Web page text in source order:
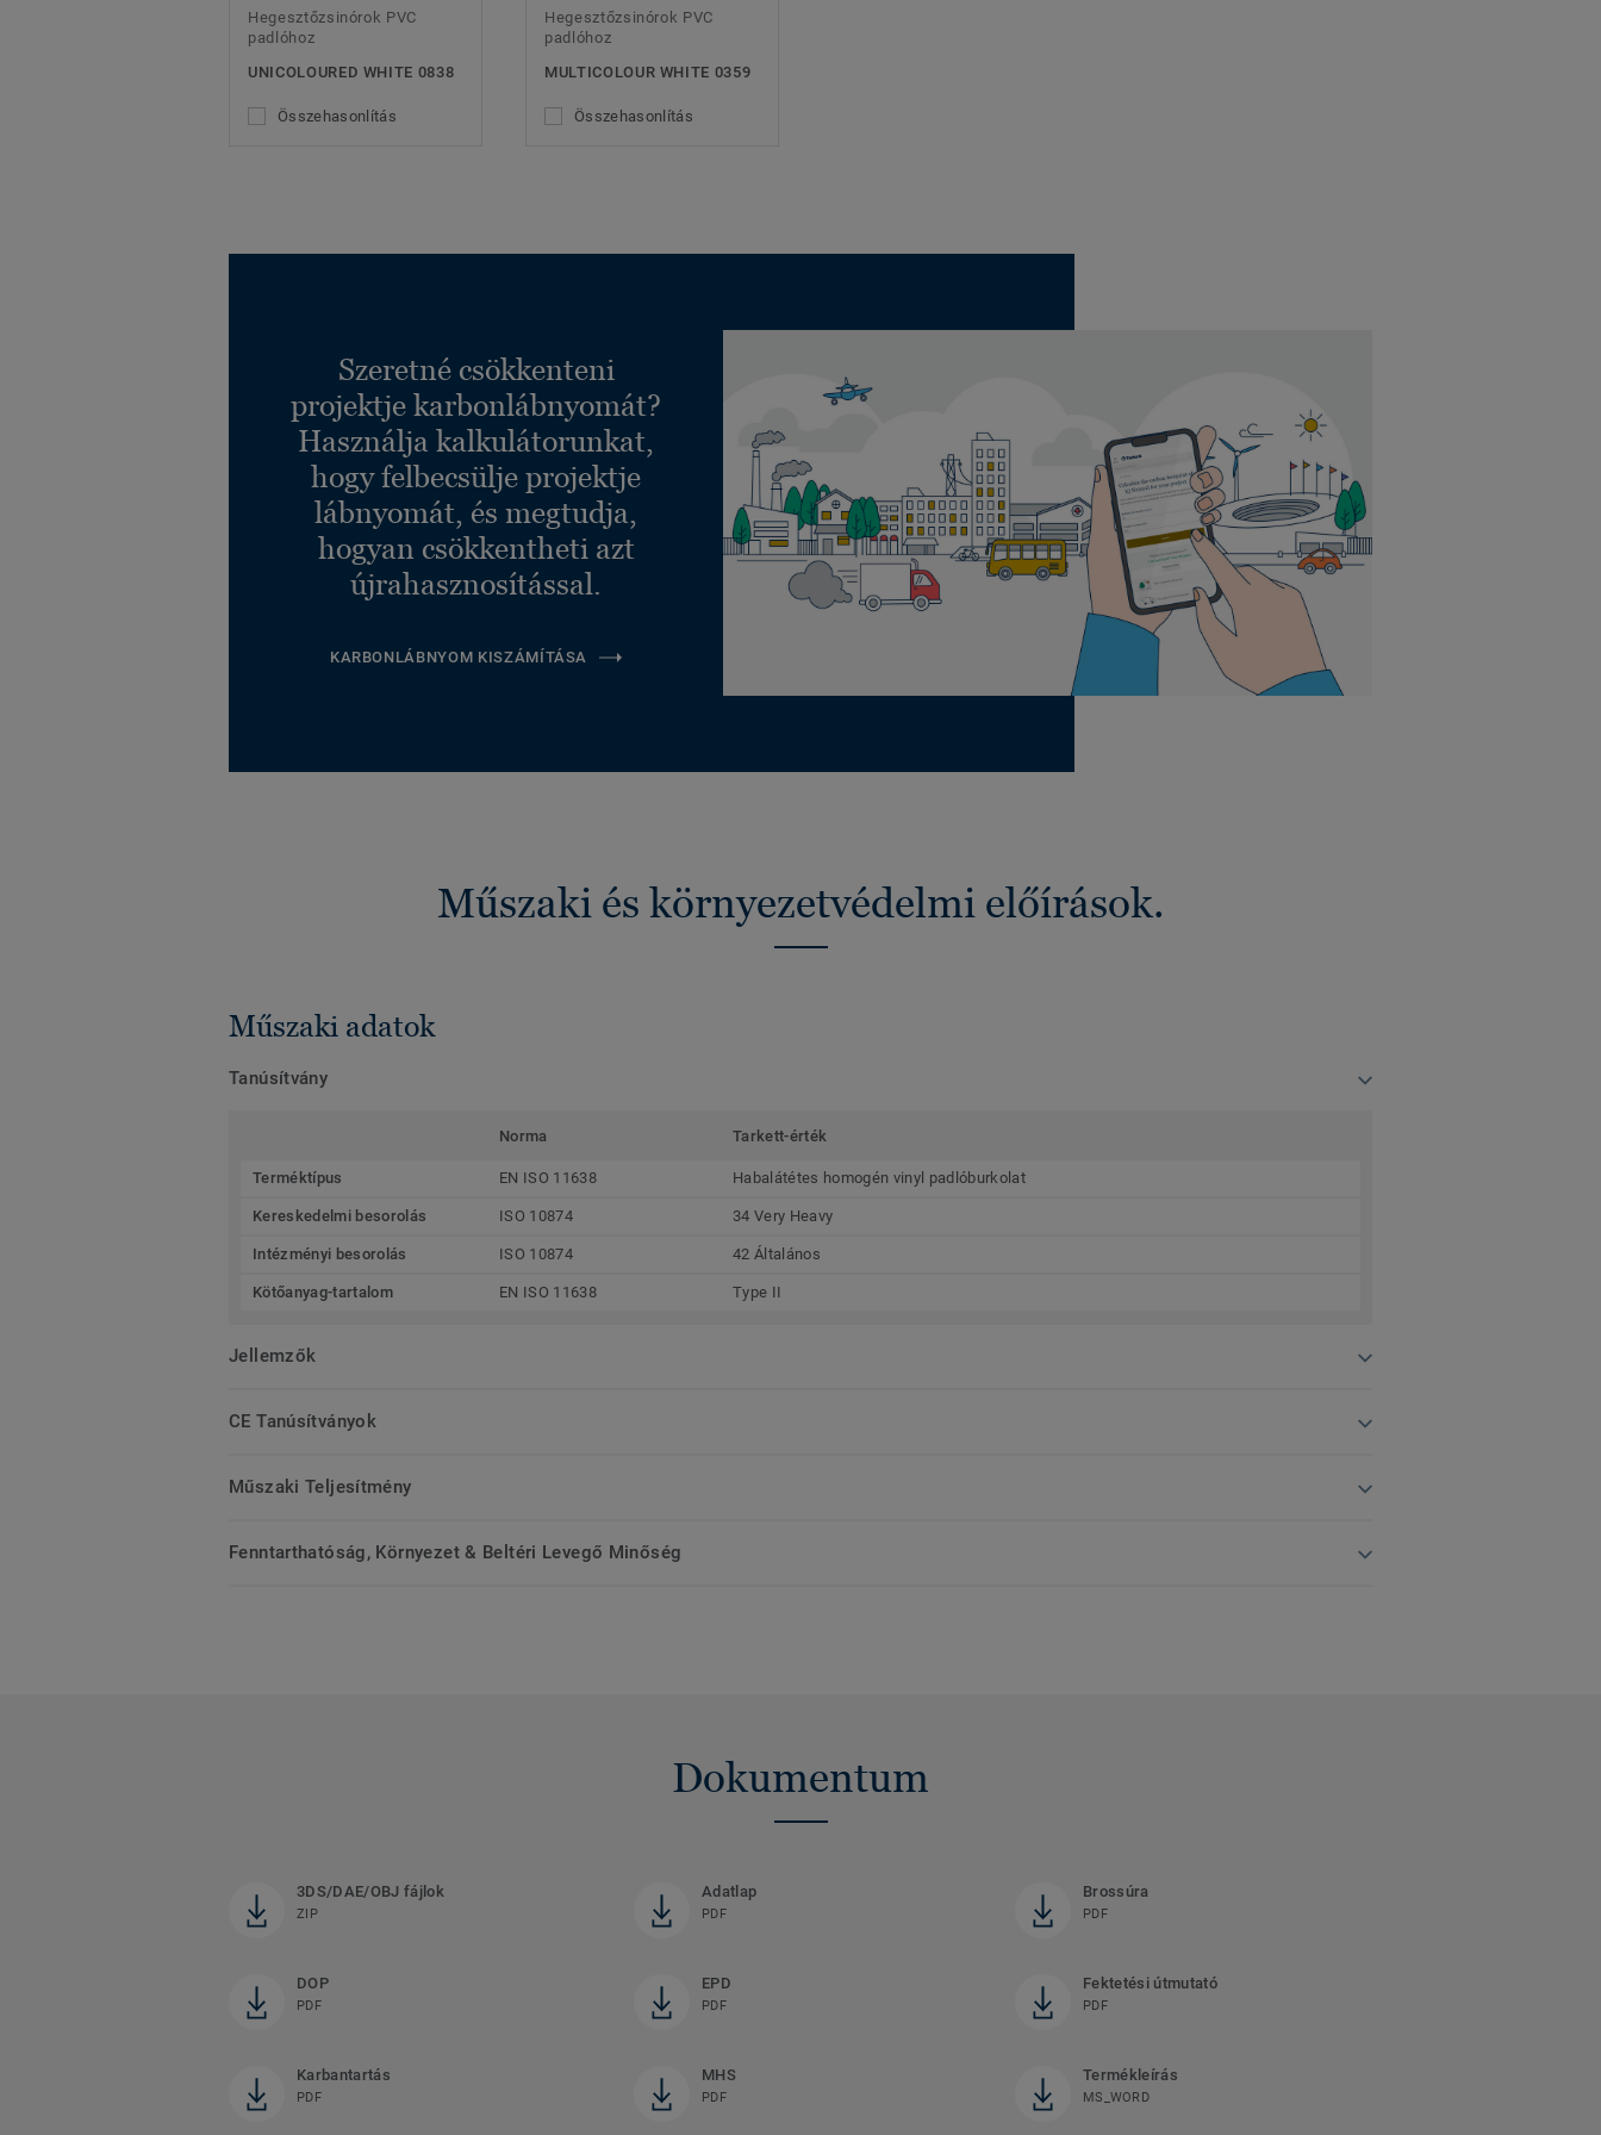
Hegesztőzsinórok PVC
padlóhoz
UNICOLOURED WHITE 0838
Összehasonlítás
Hegesztőzsinórok PVC
padlóhoz
MULTICOLOUR WHITE 0359
Összehasonlítás
Szeretné csökkenteni
projektje karbonlábnyomát?
Használja kalkulátorunkat,
hogy felbecsülje projektje
lábnyomát, és megtudja,
hogyan csökkentheti azt
újrahasznosítással.
KARBONLÁBNYOM KISZÁMÍTÁSA
Műszaki és környezetvédelmi előírások.
Műszaki adatok
Tanúsítvány
Norma Tarkett-érték
Terméktípus EN ISO 11638 Habalátétes homogén vinyl padlóburkolat
Kereskedelmi besorolás ISO 10874 34 Very Heavy
Intézményi besorolás ISO 10874 42 Általános
Kötőanyag-tartalom EN ISO 11638 Type II
Jellemzők
CE Tanúsítványok
Műszaki Teljesítmény
Fenntarthatóság, Környezet & Beltéri Levegő Minőség
Dokumentum
3DS/DAE/OBJ fájlok
ZIP
Adatlap
PDF
Brossúra
PDF
DOP
PDF
EPD
PDF
Fektetési útmutató
PDF
Karbantartás
PDF
MHS
PDF
Termékleírás
MS_WORD